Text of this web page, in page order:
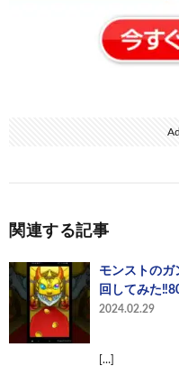
関連する記事
モンストのガ
回してみた
2024.02.29
[…]